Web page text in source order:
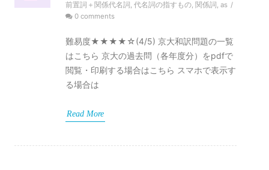
前置詞＋関係代名詞 , 代名詞の指すもの, 関係詞 , as /
0 comments
難易度★★★★☆(4/5) 京大和訳問題の一覧
はこちら 京大の過去問（各年度分）をpdfで
閲覧・印刷する場合はこちら スマホで表示す
る場合は
Read More